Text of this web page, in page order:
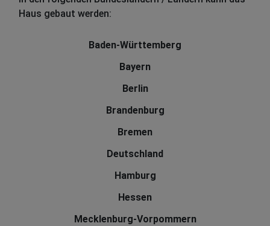
Haus gebaut werden:
Baden-Württemberg
Bayern
Berlin
Brandenburg
Bremen
Deutschland
Hamburg
Hessen
Mecklenburg-Vorpommern